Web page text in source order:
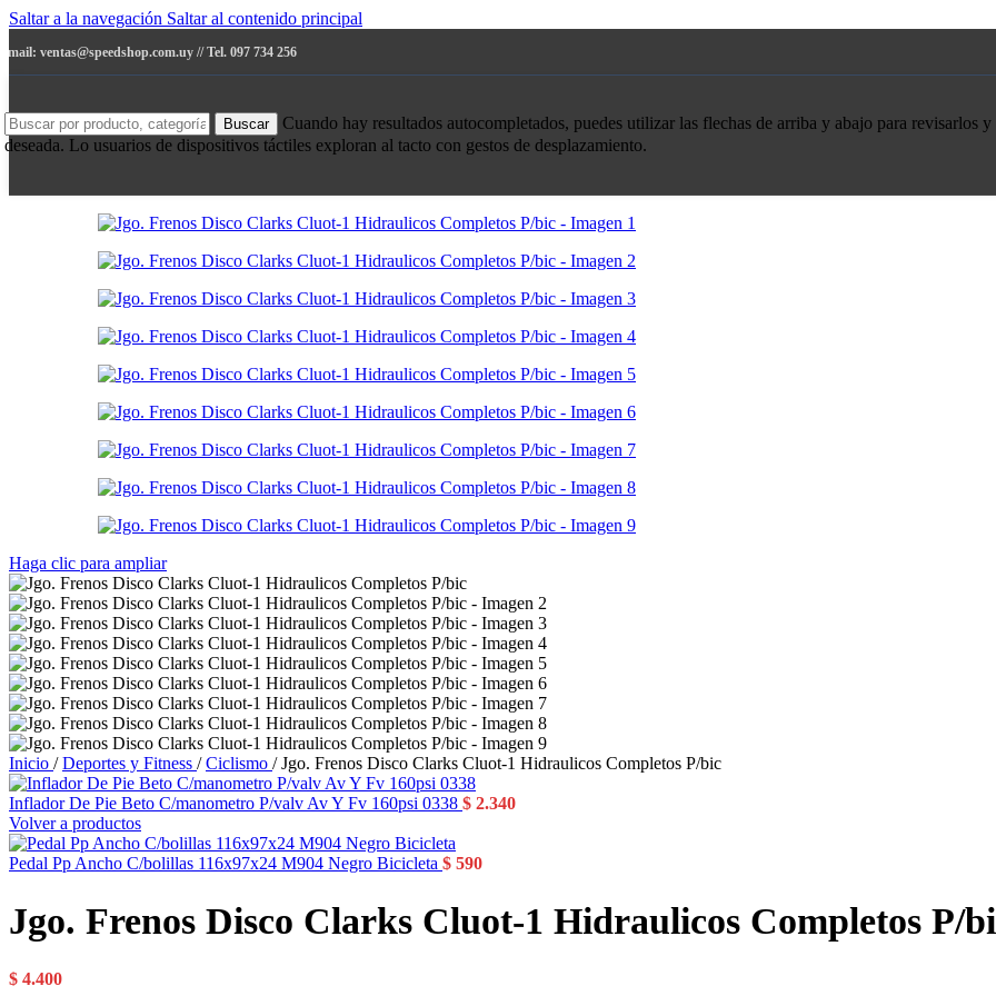
Saltar a la navegación Saltar al contenido principal
mail: ventas@speedshop.com.uy // Tel. 097 734 256
Buscar
Cuando hay resultados autocompletados, puedes utilizar las flechas de arriba y abajo para revisarlos
deseada. Lo usuarios de dispositivos táctiles exploran al tacto con gestos de desplazamiento.
Haga clic para ampliar
Inicio / Deportes y Fitness / Ciclismo / Jgo. Frenos Disco Clarks Cluot-1 Hidraulicos Completos P/bic
Inflador De Pie Beto C/manometro P/valv Av Y Fv 160psi 0338 $ 2.340
Volver a productos
Pedal Pp Ancho C/bolillas 116x97x24 M904 Negro Bicicleta $ 590
Jgo. Frenos Disco Clarks Cluot-1 Hidraulicos Completos P/
$ 4.400